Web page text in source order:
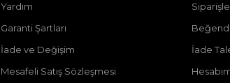
Yardım
Garanti Şartları
İade ve Değişim
Mesafeli Satış Sözleşmesi
İade